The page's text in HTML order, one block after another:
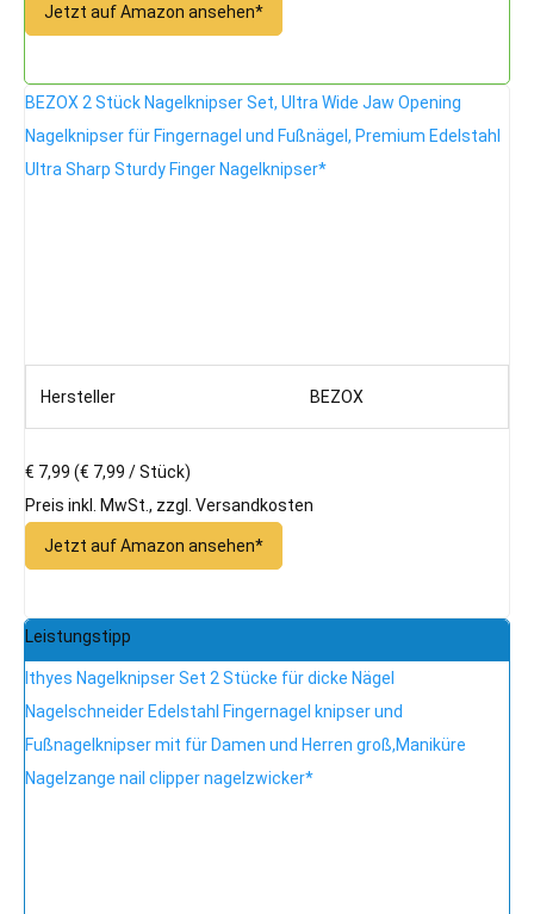
Jetzt auf Amazon ansehen*
BEZOX 2 Stück Nagelknipser Set, Ultra Wide Jaw Opening
Nagelknipser für Fingernagel und Fußnägel, Premium Edelstahl
Ultra Sharp Sturdy Finger Nagelknipser*
Hersteller BEZOX
€ 7,99 (€ 7,99 / Stück)
Preis inkl. MwSt., zzgl. Versandkosten
Jetzt auf Amazon ansehen*
Leistungstipp
Ithyes Nagelknipser Set 2 Stücke für dicke Nägel
Nagelschneider Edelstahl Fingernagel knipser und
Fußnagelknipser mit für Damen und Herren groß,Maniküre
Nagelzange nail clipper nagelzwicker*